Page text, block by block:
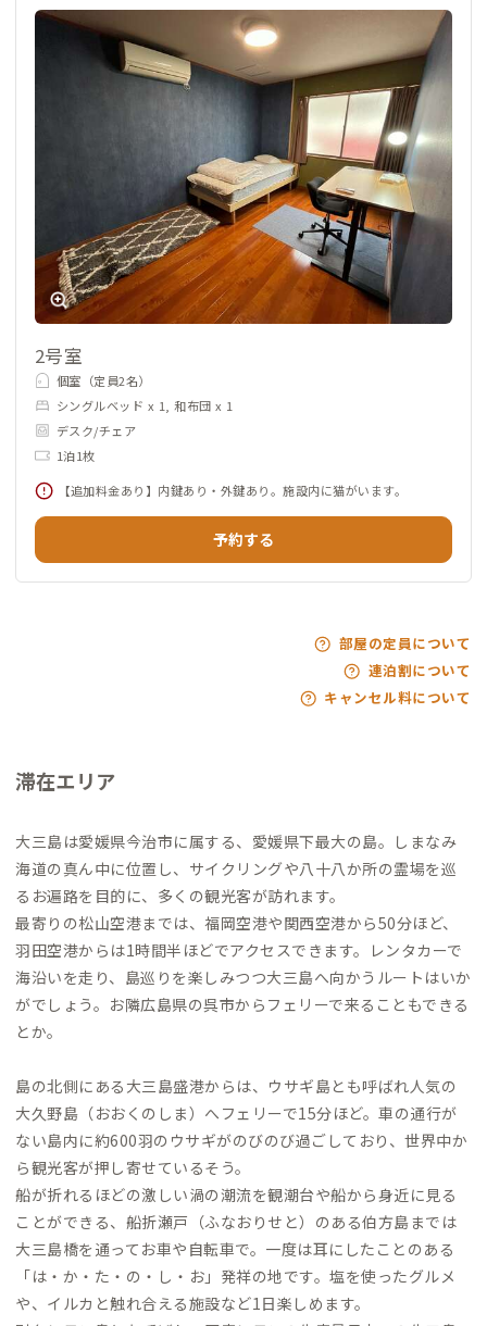
2号室
個室（定員2名）
シングルベッド x 1, 和布団 x 1
デスク/チェア
1泊1枚
【追加料金あり】内鍵あり・外鍵あり。施設内に猫がいます。
予約する
部屋の定員について
連泊割について
キャンセル料について
滞在エリア
大三島は愛媛県今治市に属する、愛媛県下最大の島。しまなみ
海道の真ん中に位置し、サイクリングや八十八か所の霊場を巡
るお遍路を目的に、多くの観光客が訪れます。
最寄りの松山空港までは、福岡空港や関西空港から50分ほど、
羽田空港からは1時間半ほどでアクセスできます。レンタカーで
海沿いを走り、島巡りを楽しみつつ大三島へ向かうルートはいか
がでしょう。お隣広島県の呉市からフェリーで来ることもできる
とか。
島の北側にある大三島盛港からは、ウサギ島とも呼ばれ人気の
大久野島（おおくのしま）へフェリーで15分ほど。車の通行が
ない島内に約600羽のウサギがのびのび過ごしており、世界中か
ら観光客が押し寄せているそう。
船が折れるほどの激しい渦の潮流を観潮台や船から身近に見る
ことができる、船折瀬戸（ふなおりせと）のある伯方島までは
大三島橋を通ってお車や自転車で。一度は耳にしたことのある
「は・か・た・の・し・お」発祥の地です。塩を使ったグルメ
や、イルカと触れ合える施設など1日楽しめます。